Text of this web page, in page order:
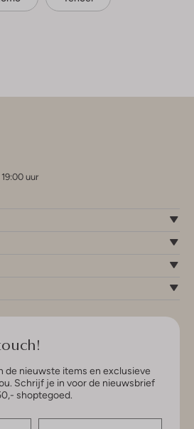
uur
de nieuwste items en exclusieve
Schrijf je in voor de nieuwsbrief
shoptegoed.